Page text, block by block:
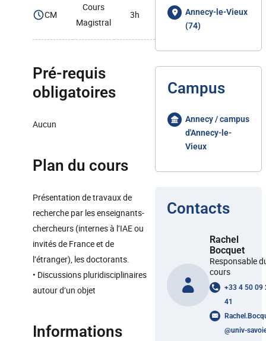
CM
Cours
Magistral
3h
Pré-requis
obligatoires
Aucun
Plan du cours
Présentation de travaux de
recherche par les enseignants-
chercheurs (internes à l’IAE ou
invités de France et de
l’étranger), les doctorants.
• Discussions pluridisciplinaires
autour d’un objet
Informations
Annecy-le-Vieux
(74)
Campus
Annecy / campus
d'Annecy-le-
Vieux
Contacts
Rachel
Bocquet
Responsable
cours
+33 4 50 09
41
@univ-